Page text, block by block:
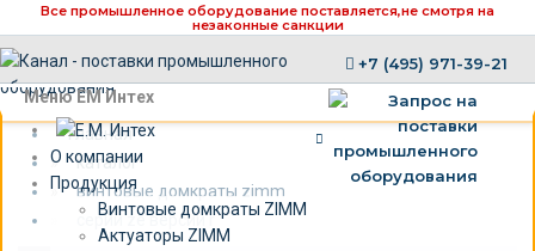
×
Все промышленное оборудование поставляется,не смотря на
незаконные санкции
+7 (495) 971-39-21
Меню ЕМ Интех
О компании
Продукция
Винтовые домкраты ZIMM
Актуаторы ZIMM
главная
»
каталог
»
винтовые домкраты zimm
серии ze версии r